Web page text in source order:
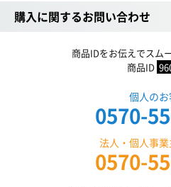
購入に関するお問い合わせ
商品IDをお伝えでスム
商品ID
個人の
0570-
法人・個人事
0570-